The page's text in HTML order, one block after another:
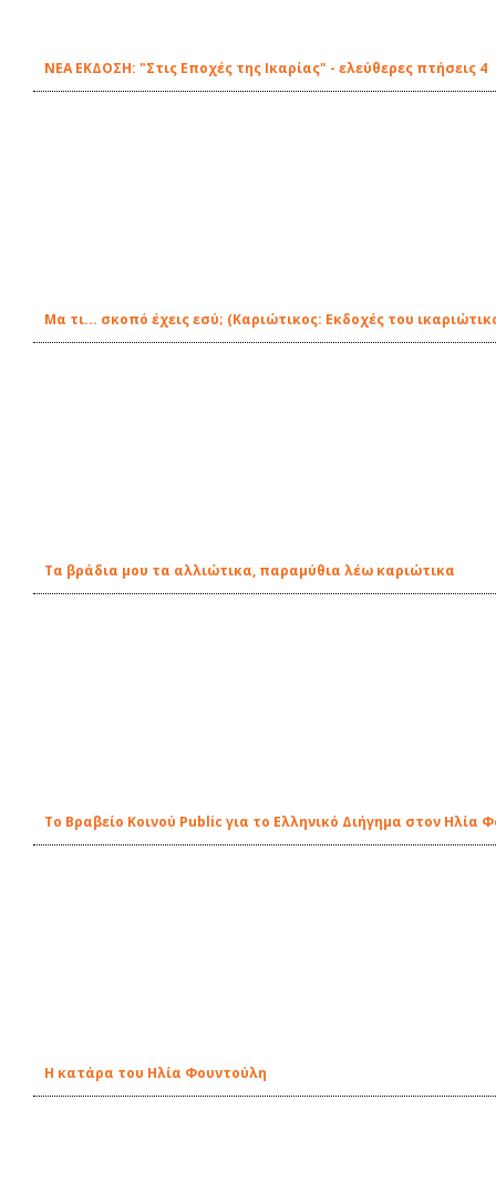
ΝΕΑ ΕΚΔΟΣΗ: "Στις Εποχές της Ικαρίας" - ελεύθερες πτήσεις 4
Μα τι... σκοπό έχεις εσύ; (Καριώτικος: Εκδοχές του
Τα βράδια μου τα αλλιώτικα, παραμύθια λέω καριώτικα
Το Βραβείο Κοινού Public για το Ελληνικό Διήγημα στον Ηλία
Η κατάρα του Ηλία Φουντούλη